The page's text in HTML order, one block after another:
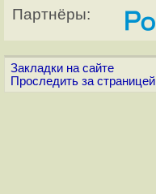
Партнёры:
Закладки на сайте
Проследить за страницей